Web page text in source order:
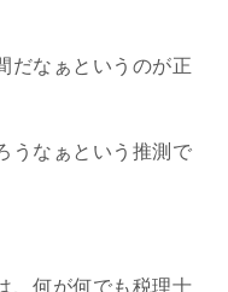
だなぁというのが正
うなぁという推測で
、何が何でも税理士